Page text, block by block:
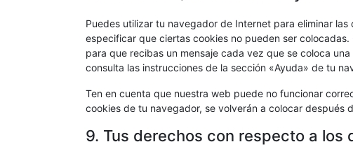
Puedes utilizar tu navegador de Internet para eliminar
especificar que ciertas cookies no pueden ser
para que recibas un mensaje cada vez que se coloca
consulta las instrucciones de la sección «Ayuda» de tu
Ten en cuenta que nuestra web puede no funcionar
cookies de tu navegador, se volverán a colocar después
9. Tus derechos con respecto a los